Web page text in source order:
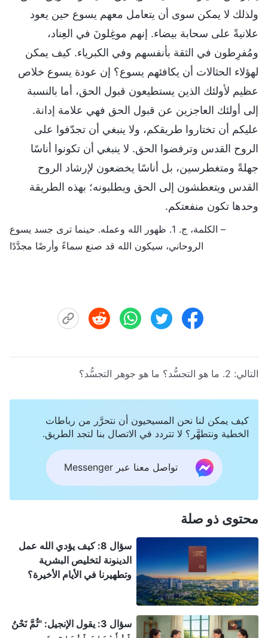
ولذلك لا يمكن سوى أن يتعامل معهم يسوع حين يعود
علانيةً على سحابة بيضاء. إنهم موغِلونَ في العِناد،
ومُفرِطون في الثقة بأنفسهم وفي الكبرياء. كيف يمكن
لهؤلاء الحثالات أن يكافئهم يسوع؟ إن عودة يسوع خلاص
عظيم لأولئك الذين يستطيعون قبول الحق، أما بالنسبة
إلى أولئك العاجزين عن قبول الحق فهي علامة إدانة.
عليكم أن تختاروا طريقكم، ولا ينبغي أن تجدّفوا على
الروح القدس وترفضوا الحق. لا ينبغي أن تكونوا أناسًا
جهلةً ومتغطرسين، بل أناسًا يخضعون لإرشاد الروح
القدس ويتعطشون إلى الحق ويطلبونه؛ بهذه الطريقة
وحدها تكون منفعتكم.
– الكلمة، ج. 1. ظهور الله وعمله. حينما ترى جسد يسوع
الروحاني، سيكون الله قد صنع سماءً وأرضًا مجدَّدًا
التالي: 2. ما هو التجسُّد؟ ما هو جوهر التجسُّد؟
كيف يمكن لنا نحن المسيحيون أن نتحرَّر من رباطات
الخطية ونتطهَّر؟ لا تتردد في الاتصال بنا لتجد الطريق.
تواصل معنا عبر Messenger
محتوى ذو صلة
سؤال 8: كيف يؤدي الله عمل
الدينونة لتخليص البشرية
وتطهيرنا في الأيام الأخيرة؟
سؤال 3: يقول الإنجيل: "ثُمَّ نَحْنُ